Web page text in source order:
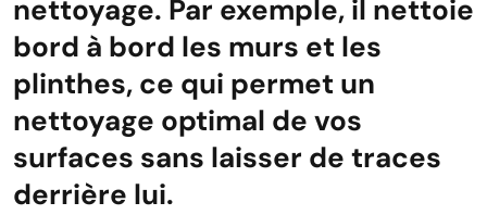
nettoyage. Par exemple, il nettoie
bord à bord les murs et les
plinthes, ce qui permet un
nettoyage optimal de vos
surfaces sans laisser de traces
derrière lui.